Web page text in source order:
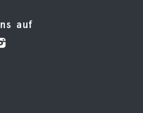
auf